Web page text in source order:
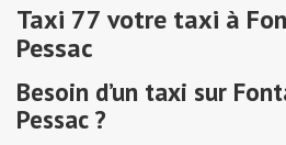
Taxi 77 votre taxi à
Pessac
Besoin d’un taxi sur
Pessac ?